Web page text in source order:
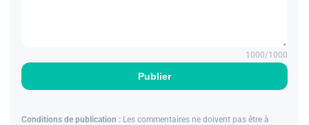
Publier
1000/1000
Conditions de publication : Les commentaires ne doivent pas être à